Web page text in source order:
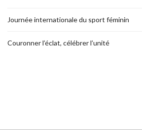
Journée internationale du sport féminin
Couronner l’éclat, célébrer l’unité